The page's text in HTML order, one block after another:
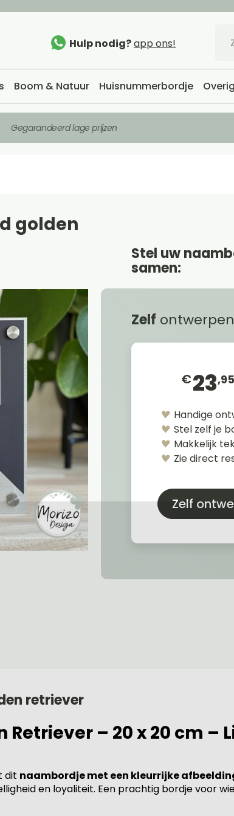
Hulp nodig?app ons!
Boom & Natuur Huisnummerbordje Overig
Gegarandeerd lage prijzen
golden
Stel uw
samen:
Zelf ontwerpen
€23,95
Handige
Stel zelf je
Makkelijk
Zie direct
Zelf
retriever
– 20 x 20 cm
dit naambordje met een kleurrijke
en loyaliteit. Een prachtig bordje voor